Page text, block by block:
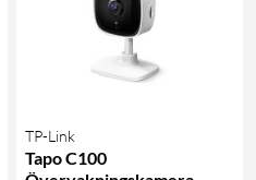
TP-Link
Tapo C100